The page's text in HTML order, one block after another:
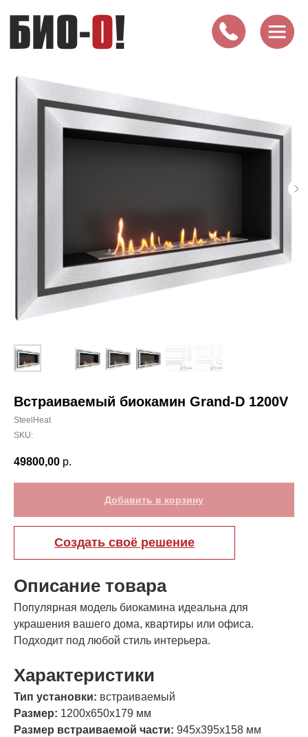
Встраиваемый биокамин Grand-D 1200V
SteelHeat
SKU:
49800,00 р.
Добавить в корзину
Создать своё решение
Описание товара
Популярная модель биокамина идеальна для
украшения вашего дома, квартиры или офиса.
Подходит под любой стиль интерьера.
Характеристики
Тип установки: встраиваемый
Размер: 1200х650х179 мм
Размер встраиваемой части: 945х395х158 мм